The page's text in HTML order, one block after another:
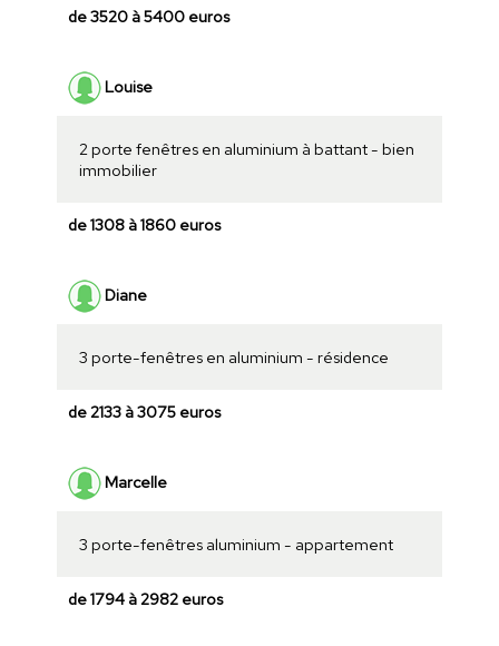
de 3520 à 5400 euros
Louise
2 porte fenêtres en aluminium à battant - bien
immobilier
de 1308 à 1860 euros
Diane
3 porte-fenêtres en aluminium - résidence
de 2133 à 3075 euros
Marcelle
3 porte-fenêtres aluminium - appartement
de 1794 à 2982 euros